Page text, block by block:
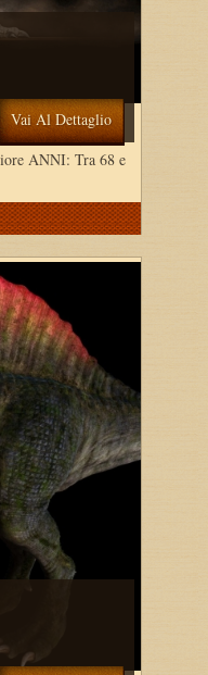
Vai Al Dettaglio
rex ORDINE:
ANNI: Tra 68 e